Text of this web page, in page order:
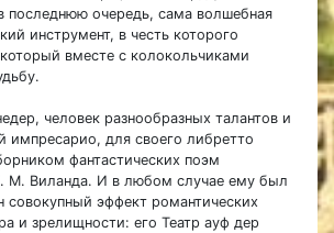
последнюю очередь, сама волшебная
инструмент, в честь которого
который вместе с колокольчиками
человек разнообразных талантов и
импресарио, для своего либретто
фантастических поэм
М. Виланда. И в любом случае ему был
совокупный эффект романтических
и зрелищности: его Театр ауф дер